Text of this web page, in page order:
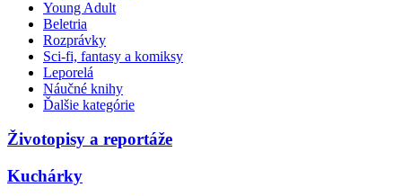
Young Adult
Beletria
Rozprávky
Sci-fi, fantasy a komiksy
Leporelá
Náučné knihy
Ďalšie kategórie
Životopisy a reportáže
Kuchárky